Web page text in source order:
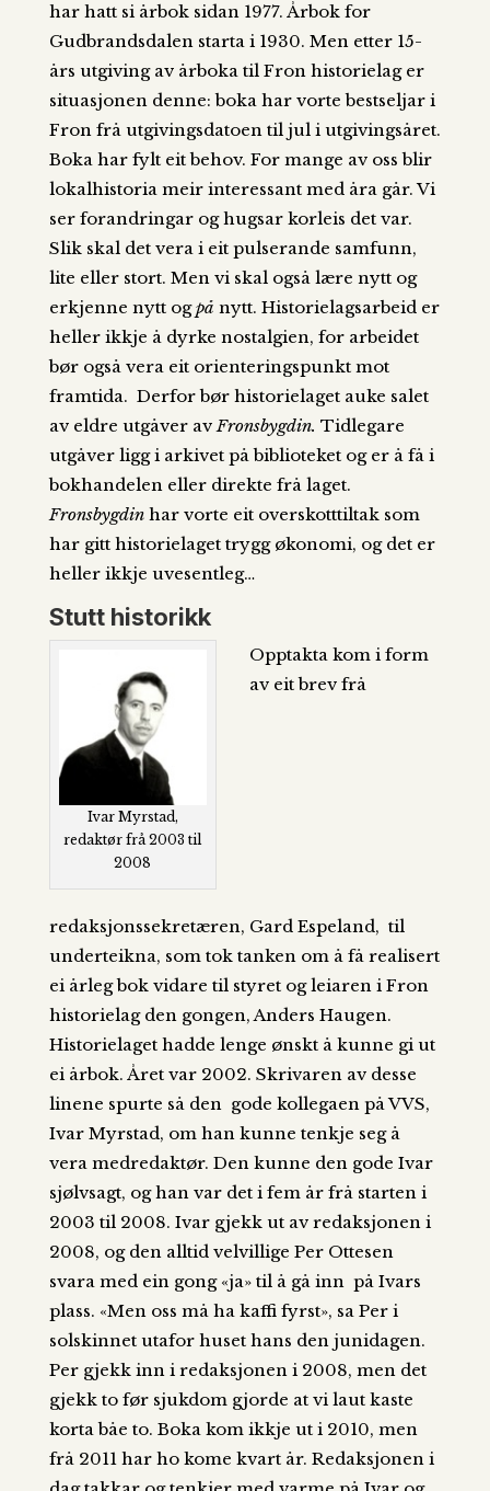
har hatt si årbok sidan 1977. Årbok for
Gudbrandsdalen starta i 1930. Men etter 15-
års utgiving av årboka til Fron historielag er
situasjonen denne: boka har vorte bestseljar i
Fron frå utgivingsdatoen til jul i utgivingsåret.
Boka har fylt eit behov. For mange av oss blir
lokalhistoria meir interessant med åra går. Vi
ser forandringar og hugsar korleis det var.
Slik skal det vera i eit pulserande samfunn,
lite eller stort. Men vi skal også lære nytt og
erkjenne nytt ogpå nytt. Historielagsarbeid er
heller ikkje å dyrke nostalgien, for arbeidet
bør også vera eit orienteringspunkt mot
framtida. Derfor bør historielaget auke salet
av eldre utgåver avFronsbygdin. Tidlegare
utgåver ligg i arkivet på biblioteket og er å få i
bokhandelen eller direkte frå laget.
Fronsbygdin har vorte eit overskotttiltak som
har gitt historielaget trygg økonomi, og det er
heller ikkje uvesentleg…
Stutt historikk
Ivar Myrstad,
redaktør frå 2003 til
2008
Opptakta kom i form
av eit brev frå
redaksjonssekretæren, Gard Espeland, til
underteikna, som tok tanken om å få realisert
ei årleg bok vidare til styret og leiaren i Fron
historielag den gongen, Anders Haugen.
Historielaget hadde lenge ønskt å kunne gi ut
ei årbok. Året var 2002. Skrivaren av desse
linene spurte så den gode kollegaen på VVS,
Ivar Myrstad, om han kunne tenkje seg å
vera medredaktør. Den kunne den gode Ivar
sjølvsagt, og han var det i fem år frå starten i
2003 til 2008. Ivar gjekk ut av redaksjonen i
2008, og den alltid velvillige Per Ottesen
svara med ein gong «ja» til å gå inn på Ivars
plass. «Men oss må ha kaffi fyrst», sa Per i
solskinnet utafor huset hans den junidagen.
Per gjekk inn i redaksjonen i 2008, men det
gjekk to før sjukdom gjorde at vi laut kaste
korta båe to. Boka kom ikkje ut i 2010, men
frå 2011 har ho kome kvart år. Redaksjonen i